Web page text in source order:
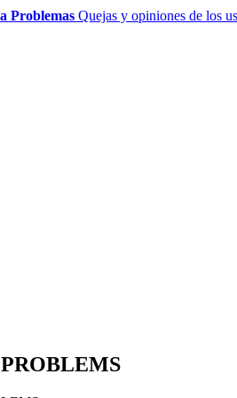
Problemas Quejas y opiniones de los